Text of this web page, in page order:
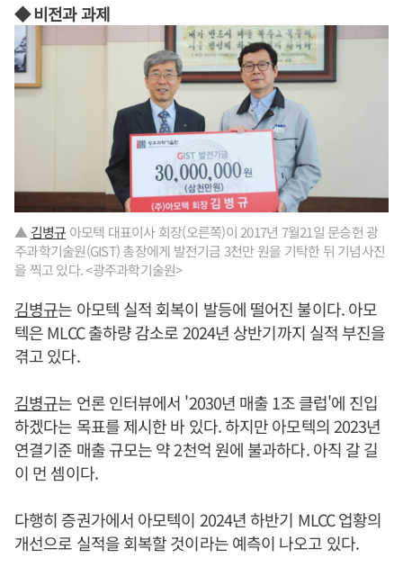
◆ 비전과 과제
▲ 김병규 아모텍 대표이사 회장(오른쪽)이 2017년 7월21일 문승헌 광
주과학기술원(GIST) 총장에게 발전기금 3천만 원을 기탁한 뒤 기념사진
을 찍고 있다. <광주과학기술원>
김병규는 아모텍 실적 회복이 발등에 떨어진 불이다. 아모
텍은 MLCC 출하량 감소로 2024년 상반기까지 실적 부진을
겪고 있다.
김병규는 언론 인터뷰에서 '2030년 매출 1조 클럽'에 진입
하겠다는 목표를 제시한 바 있다. 하지만 아모텍의 2023년
연결기준 매출 규모는 약 2천억 원에 불과하다. 아직 갈 길
이 먼 셈이다.
다행히 증권가에서 아모텍이 2024년 하반기 MLCC 업황의
개선으로 실적을 회복할 것이라는 예측이 나오고 있다.